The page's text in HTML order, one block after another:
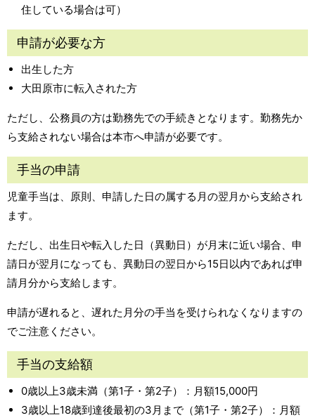
住している場合は可）
申請が必要な方
出生した方
大田原市に転入された方
ただし、公務員の方は勤務先での手続きとなります。勤務先か
ら支給されない場合は本市へ申請が必要です。
手当の申請
児童手当は、原則、申請した日の属する月の翌月から支給され
ます。
ただし、出生日や転入した日（異動日）が月末に近い場合、申
請日が翌月になっても、異動日の翌日から15日以内であれば申
請月分から支給します。
申請が遅れると、遅れた月分の手当を受けられなくなりますの
でご注意ください。
手当の支給額
0歳以上3歳未満（第1子・第2子）：月額15,000円
3歳以上18歳到達後最初の3月まで（第1子・第2子）：月額